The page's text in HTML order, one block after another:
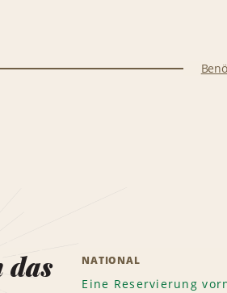
das
NATIONAL
Eine Reservierung